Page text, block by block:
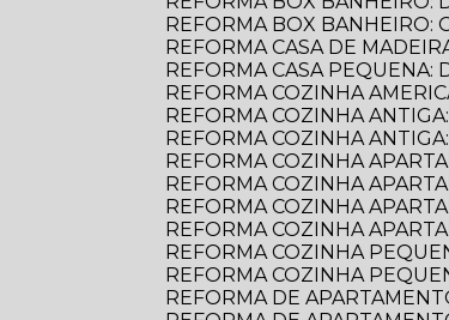
REFORMA BOX
REFORMA CASA DE
REFORMA CASA PEQUENA:
REFORMA COZINHA
REFORMA COZINHA
REFORMA COZINHA
REFORMA COZINHA
REFORMA COZINHA
REFORMA COZINHA
REFORMA COZINHA
REFORMA COZINHA
REFORMA COZINHA
REFORMA DE